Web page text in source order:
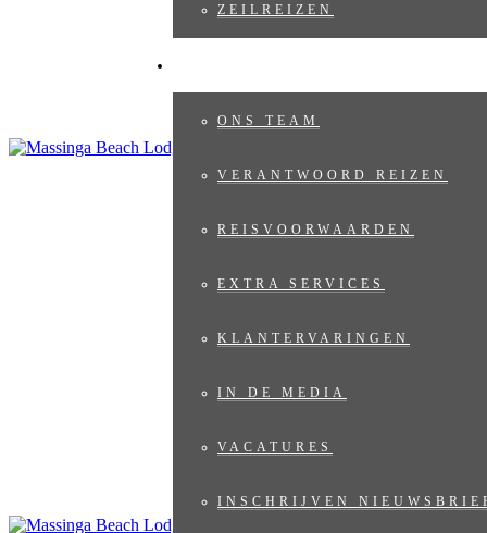
ZEILREIZEN
ONS TEAM
VERANTWOORD REIZEN
REISVOORWAARDEN
EXTRA SERVICES
KLANTERVARINGEN
IN DE MEDIA
VACATURES
INSCHRIJVEN